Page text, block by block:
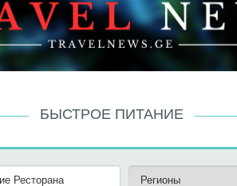
БЫСТРОЕ ПИТАНИЕ